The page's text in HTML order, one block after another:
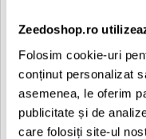
Zeedoshop.ro
Folosim cookie-uri
conținut personalizat
asemenea, le oferim
publicitate și de
care folosiți site-ul
• Die cast aluminium
• Hi Power LED"s
• Power & LED-driver
• 8 mm tempered glass
• PG-9 cable gland
• Power: 12V DC or 24V DC
• Incl. ABS housing sleeve